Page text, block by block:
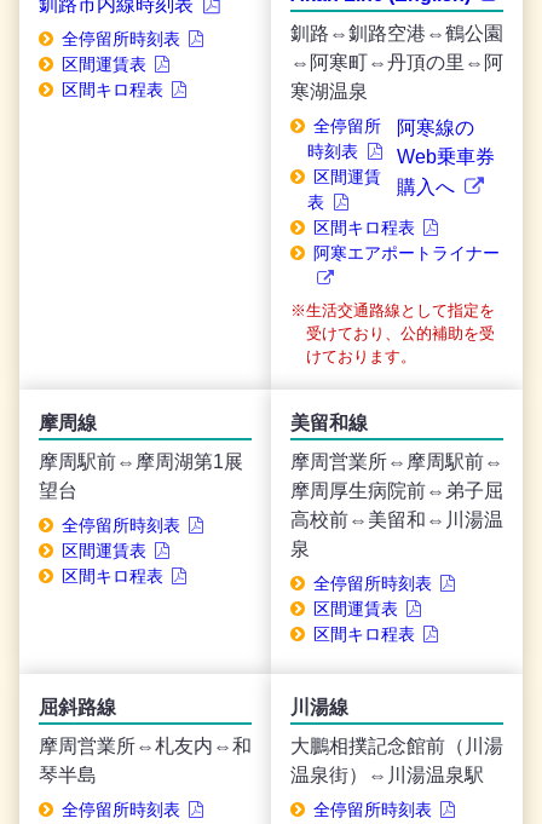
釧路市内線時刻表
全停留所時刻表
区間運賃表
区間キロ程表
釧路⇔釧路空港⇔鶴公園
⇔阿寒町⇔丹頂の里⇔阿
寒湖温泉
阿寒線の
Web乗車券
購入へ
全停留所
時刻表
区間運賃
表
区間キロ程表
阿寒エアポートライナー
生活交通路線として指定を
受けており、公的補助を受
けております。
摩周線
摩周駅前⇔摩周湖第1展
望台
全停留所時刻表
区間運賃表
区間キロ程表
美留和線
摩周営業所⇔摩周駅前⇔
摩周厚生病院前⇔弟子屈
高校前⇔美留和⇔川湯温
泉
全停留所時刻表
区間運賃表
区間キロ程表
屈斜路線
摩周営業所⇔札友内⇔和
琴半島
全停留所時刻表
川湯線
大鵬相撲記念館前（川湯
温泉街）⇔川湯温泉駅
全停留所時刻表